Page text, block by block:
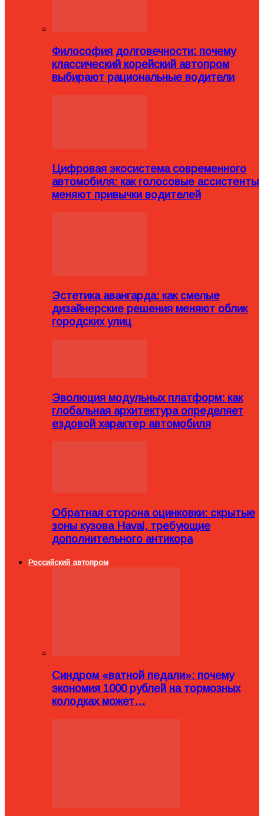
Философия долговечности: почему
классический корейский автопром
выбирают рациональные водители
Цифровая экосистема современного
автомобиля: как голосовые ассистенты
меняют привычки водителей
Эстетика авангарда: как смелые
дизайнерские решения меняют облик
городских улиц
Эволюция модульных платформ: как
глобальная архитектура определяет
ездовой характер автомобиля
Обратная сторона оцинковки: скрытые
зоны кузова Haval, требующие
дополнительного антикора
Российский автопром
Синдром «ватной педали»: почему
экономия 1000 рублей на тормозных
колодках может…